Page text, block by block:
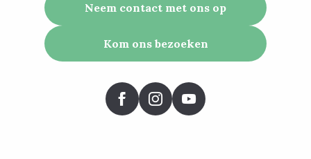
Neem contact met ons op
Kom ons bezoeken